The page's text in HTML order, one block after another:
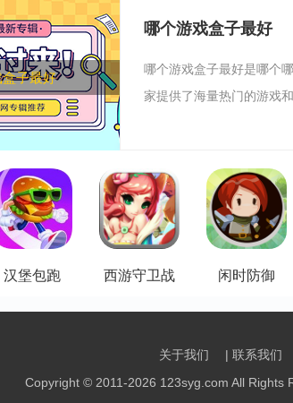
子最好
哪个游戏盒子最好
哪个游戏盒子最好是哪个
家提供了海量热门的游戏
汉堡包跑 西游守卫战 闲时防御
关于我们 | 联系我们
Copyright © 2011-2026 123syg.com All Rights